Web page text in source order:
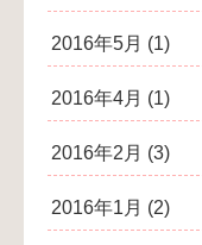
2016年5月 (1)
2016年4月 (1)
2016年2月 (3)
2016年1月 (2)